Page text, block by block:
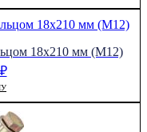
18х210 мм (М12)
₽